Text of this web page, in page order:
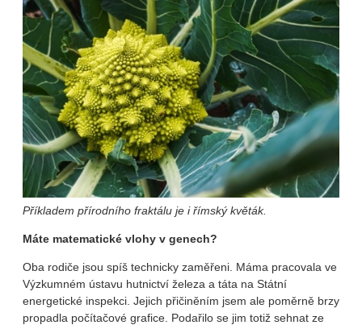
Příkladem přírodního fraktálu je i římský květák.
Máte matematické vlohy v genech?
Oba rodiče jsou spíš technicky zaměřeni. Máma pracovala ve
Výzkumném ústavu hutnictví železa a táta na Státní
energetické inspekci. Jejich přičiněním jsem ale poměrně brzy
propadla počítačové grafice. Podařilo se jim totiž sehnat ze